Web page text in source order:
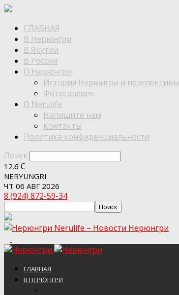
ГЛАВНАЯ
В Нерюнгри
В Якутии
В России
О Нерюнгри
История Нерюнгри и перспективы
Фотогалерея
О Nerulife
Напишите нам
Контакты
Политика конфиденциальности
Поиск
12.6 C
NERYUNGRI
ЧТ 06 АВГ 2026
8 (924) 872-59-34
Nerulife – Новости Нерюнгри
ГЛАВНАЯ
В НЕРЮНГРИ